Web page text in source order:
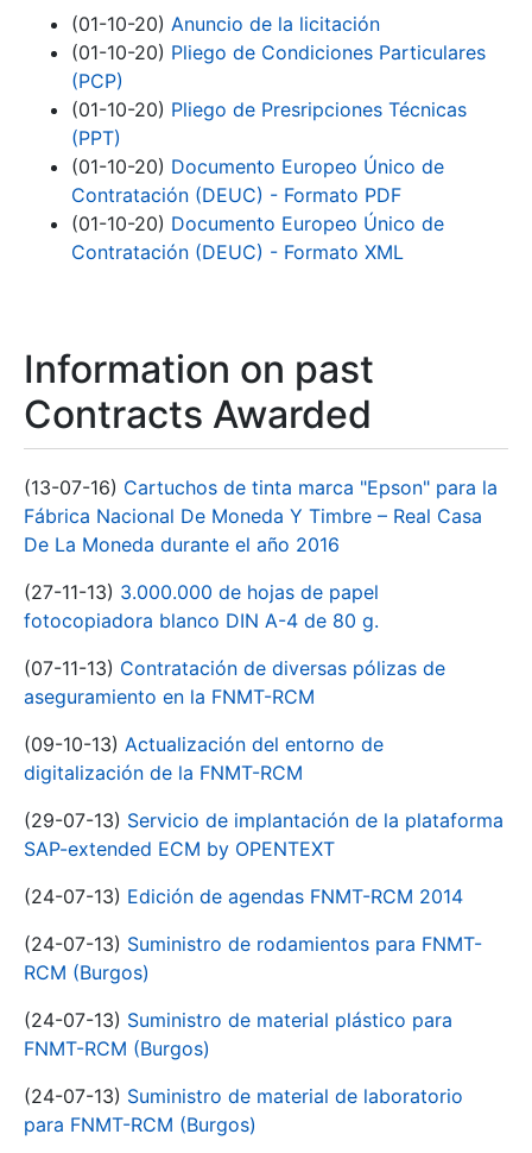
Show/Hide
(01-10-20) Anuncio de la licitación
(01-10-20) Pliego de Condiciones Particulares
(PCP)
(01-10-20) Pliego de Presripciones Técnicas
(PPT)
(01-10-20) Documento Europeo Único de
Contratación (DEUC) - Formato PDF
(01-10-20) Documento Europeo Único de
Contratación (DEUC) - Formato XML
Information on past
Contracts Awarded
(13-07-16) Cartuchos de tinta marca "Epson" para la
Fábrica Nacional De Moneda Y Timbre – Real Casa
De La Moneda durante el año 2016
(27-11-13) 3.000.000 de hojas de papel
fotocopiadora blanco DIN A-4 de 80 g.
(07-11-13) Contratación de diversas pólizas de
aseguramiento en la FNMT-RCM
(09-10-13) Actualización del entorno de
digitalización de la FNMT-RCM
(29-07-13) Servicio de implantación de la plataforma
SAP-extended ECM by OPENTEXT
(24-07-13) Edición de agendas FNMT-RCM 2014
(24-07-13) Suministro de rodamientos para FNMT-
RCM (Burgos)
(24-07-13) Suministro de material plástico para
FNMT-RCM (Burgos)
(24-07-13) Suministro de material de laboratorio
para FNMT-RCM (Burgos)